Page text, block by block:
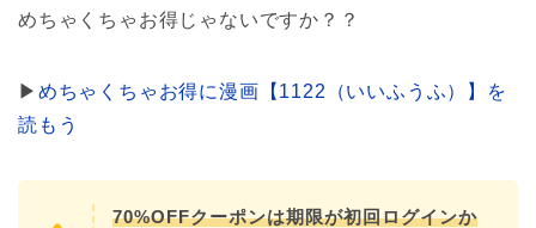
めちゃくちゃお得じゃないですか？？
▶︎ めちゃくちゃお得に漫画【1122（いいふうふ）】を
読もう
70%OFFクーポンは期限が初回ログインか